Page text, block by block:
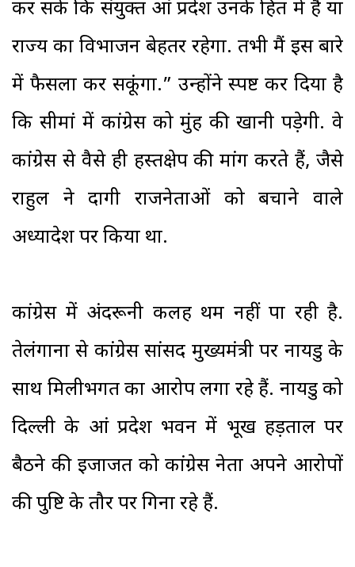
कर सकें कि संयुक्त आंध्र प्रदेश उनके हित में है या
राज्य का विभाजन बेहतर रहेगा. तभी मैं इस बारे
में फैसला कर सकूंगा.” उन्होंने स्पष्ट कर दिया है
कि सीमांध्र में कांग्रेस को मुंह की खानी पड़ेगी. वे
कांग्रेस से वैसे ही हस्तक्षेप की मांग करते हैं, जैसे
राहुल ने दागी राजनेताओं को बचाने वाले
अध्यादेश पर किया था.
कांग्रेस में अंदरूनी कलह थम नहीं पा रही है.
तेलंगाना से कांग्रेस सांसद मुख्यमंत्री पर नायडु के
साथ मिलीभगत का आरोप लगा रहे हैं. नायडु को
दिल्ली के आंध्र प्रदेश भवन में भूख हड़ताल पर
बैठने की इजाजत को कांग्रेस नेता अपने आरोपों
की पुष्टि के तौर पर गिना रहे हैं.